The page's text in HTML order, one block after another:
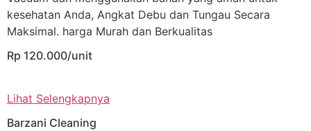
kesehatan Anda, Angkat Debu dan Tungau Secara
Maksimal. harga Murah dan Berkualitas
Rp 120.000/unit
Lihat Selengkapnya
Barzani Cleaning